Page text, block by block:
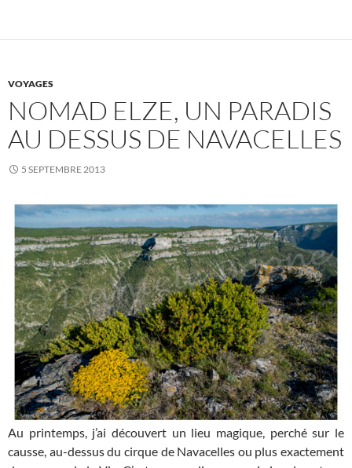
VOYAGES
NOMAD ELZE, UN PARADIS
AU DESSUS DE NAVACELLES
5 SEPTEMBRE 2013
Au printemps, j’ai découvert un lieu magique, perché sur le
causse, au-dessus du cirque de Navacelles ou plus exactement